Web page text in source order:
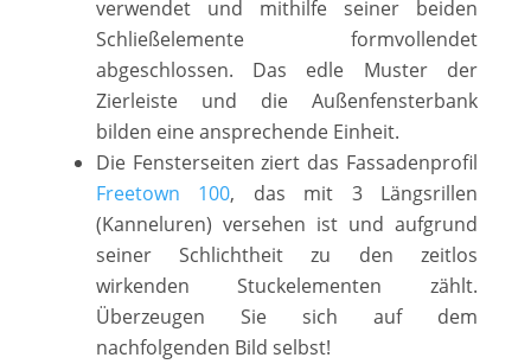
verwendet und mithilfe seiner beiden
Schließelemente formvollendet
abgeschlossen. Das edle Muster der
Zierleiste und die Außenfensterbank
bilden eine ansprechende Einheit.
Die Fensterseiten ziert das Fassadenprofil
Freetown 100, das mit 3 Längsrillen
(Kanneluren) versehen ist und aufgrund
seiner Schlichtheit zu den zeitlos
wirkenden Stuckelementen zählt.
Überzeugen Sie sich auf dem
nachfolgenden Bild selbst!